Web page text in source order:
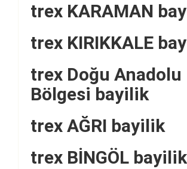
trex KARAMAN
trex KIRIKKALE
trex Doğu Anadolu
Bölgesi bayilik
trex AĞRI bayilik
trex BİNGÖL bayilik